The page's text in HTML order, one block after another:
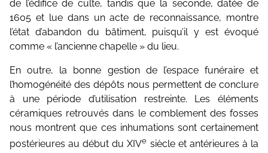
de l’édifice de culte, tandis que la seconde, datée de
1605 et lue dans un acte de reconnaissance, montre
l’état d’abandon du bâtiment, puisqu’il y est évoqué
comme « l’ancienne chapelle » du lieu.
En outre, la bonne gestion de l’espace funéraire et
l’homogénéité des dépôts nous permettent de conclure
à une période d’utilisation restreinte. Les éléments
céramiques retrouvés dans le comblement des fosses
nous montrent que ces inhumations sont certainement
postérieures au début du XIVe siècle et antérieures à la